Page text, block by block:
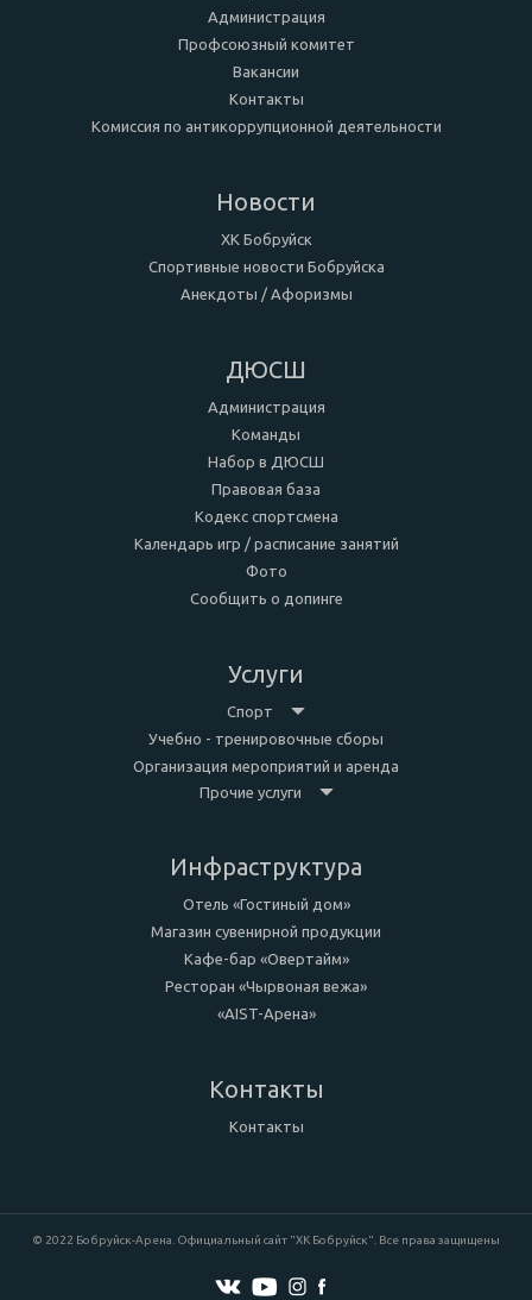
Администрация
Профсоюзный комитет
Вакансии
Контакты
Комиссия по антикоррупционной деятельности
Новости
ХК Бобруйск
Спортивные новости Бобруйска
Анекдоты / Афоризмы
ДЮСШ
Администрация
Команды
Набор в ДЮСШ
Правовая база
Кодекс спортсмена
Календарь игр / расписание занятий
Фото
Сообщить о допинге
Услуги
Спорт
Учебно - тренировочные сборы
Организация мероприятий и аренда
Прочие услуги
Инфраструктура
Отель «Гостиный дом»
Магазин сувенирной продукции
Кафе-бар «Овертайм»
Ресторан «Чырвоная вежа»
«AIST-Арена»
Контакты
Контакты
© 2022 Бобруйск-Арена. Официальный сайт "ХК Бобруйск". Все права защищены